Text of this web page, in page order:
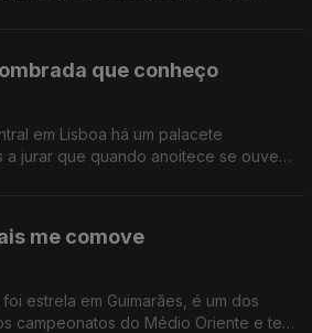
que conheço
em Lisboa há um palacete
a jurar que quando anoitece se ouvem
me comove
estrela em Guimarães, é um dos
campeonatos do Médio Oriente e tem